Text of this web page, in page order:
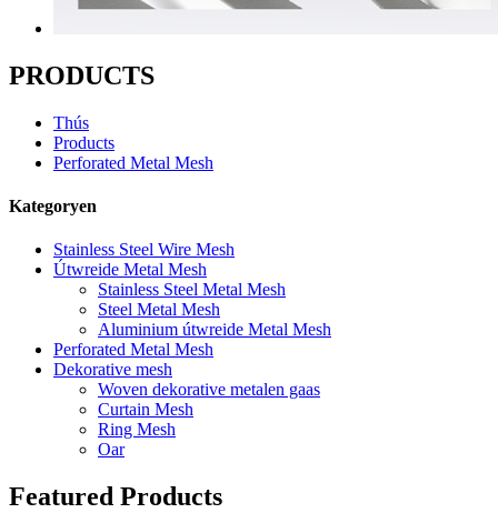
PRODUCTS
Thús
Products
Perforated Metal Mesh
Kategoryen
Stainless Steel Wire Mesh
Útwreide Metal Mesh
Stainless Steel Metal Mesh
Steel Metal Mesh
Aluminium útwreide Metal Mesh
Perforated Metal Mesh
Dekorative mesh
Woven dekorative metalen gaas
Curtain Mesh
Ring Mesh
Oar
Featured Products